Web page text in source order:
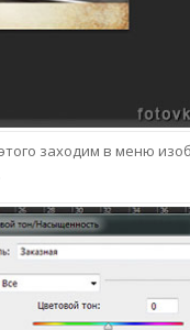
заходим в меню